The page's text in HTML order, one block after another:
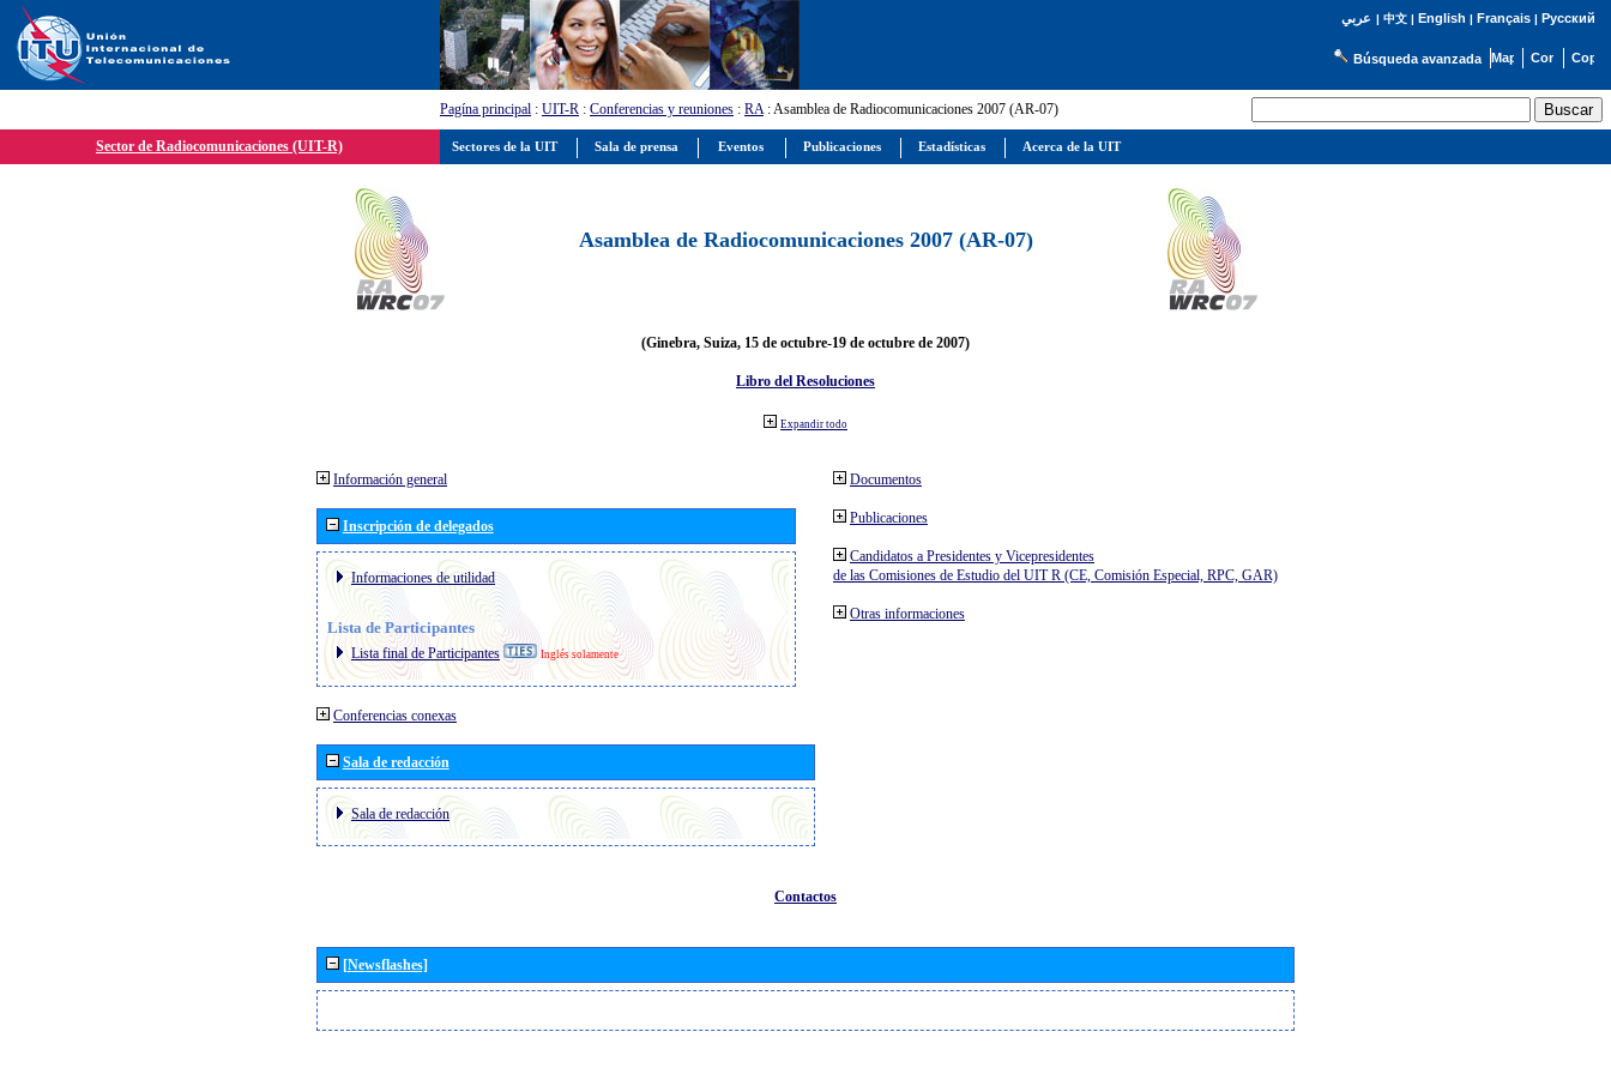
عربي | 中文| English | Français| Русский
Búsqueda avanzada
Pagína principal : UIT-R : Conferencias y reuniones : RA: Asamblea de Radiocomunicaciones 2007 (AR-07)
Sector de Radiocomunicaciones (UIT-R)
Asamblea de Radiocomunicaciones 2007 (AR-07)
(Ginebra, Suiza, 15 de octubre-19 de octubre de 2007)
Libro del Resoluciones
Expandir todo
Información general
Inscripción de delegados
Informaciones de utilidad
Lista de Participantes
Lista final de Participantes Inglés solamente
Conferencias conexas
Sala de redacción
Sala de redacción
Documentos
Publicaciones
Candidatos a Presidentes y Vicepresidentes
de las Comisiones de Estudio del UIT R (CE, Comisión Especial, RPC, GAR)
Otras informaciones
Contactos
[Newsflashes]
Sectores de la UIT Sala de prensa Eventos Publicaciones Estadísticas Acerca de la UIT